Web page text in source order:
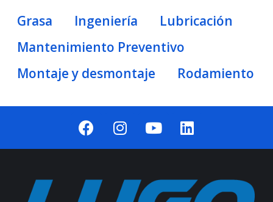
Grasa
Ingeniería
Lubricación
Mantenimiento Preventivo
Montaje y desmontaje
Rodamiento